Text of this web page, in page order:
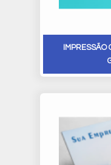
IMPRESSÃO